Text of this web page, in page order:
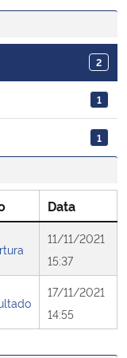
2
1
1
Data
11/11/2021
15:37
17/11/2021
14:55